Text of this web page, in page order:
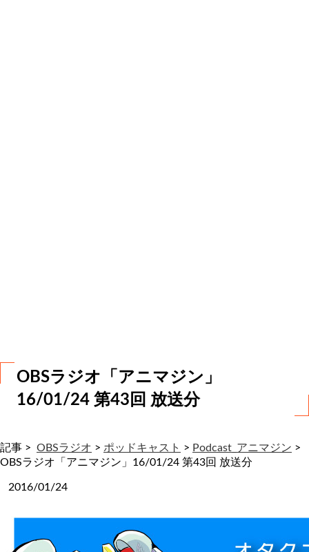
OBSラジオ「アニマジン」
16/01/24 第43回 放送分
記事 > OBSラジオ > ポッドキャスト > Podcast_アニマジン >
OBSラジオ「アニマジン」16/01/24 第43回 放送分
2016/01/24